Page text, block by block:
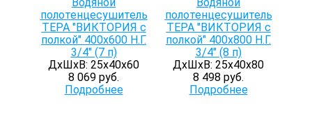
полотенцесушитель
ТЕРА "ВИКТОРИЯ с
полкой" 400х600 Н.Г.
3/4" (7 п)
ДхШхВ: 25х40х60
8 069 руб.
Подробнее
полотенцесушитель
ТЕРА "ВИКТОРИЯ с
полкой" 400х800 Н.Г.
3/4" (8 п)
ДхШхВ: 25х40х80
8 498 руб.
Подробнее